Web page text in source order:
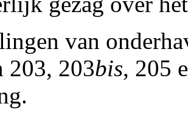
van
203, 203bis, 205